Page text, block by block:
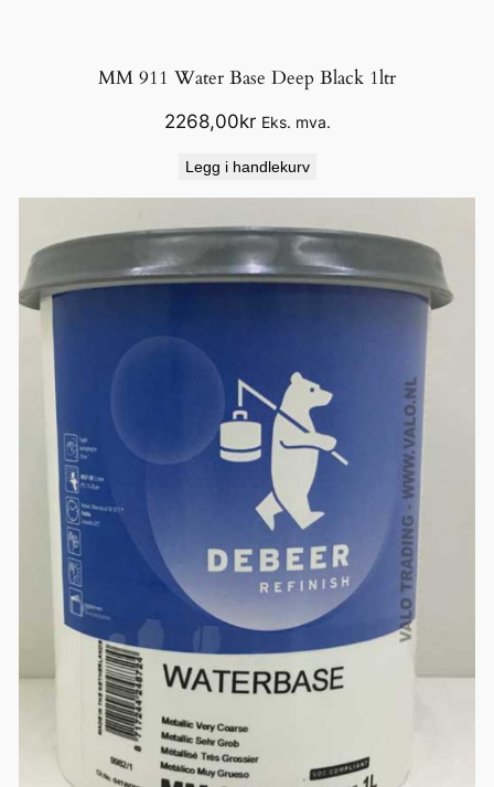
MM 911 Water Base Deep Black 1ltr
2268,00kr Eks. mva.
Legg i handlekurv